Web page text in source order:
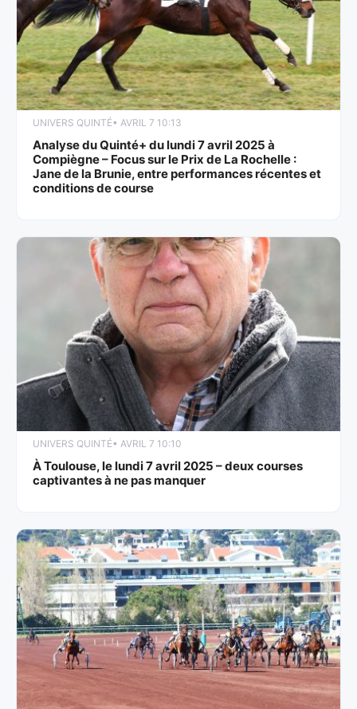
UNIVERS QUINTÉ• AVRIL 7 10:13
Analyse du Quinté+ du lundi 7 avril 2025 à
Compiègne – Focus sur le Prix de La Rochelle :
Jane de la Brunie, entre performances récentes et
conditions de course
UNIVERS QUINTÉ• AVRIL 7 10:10
À Toulouse, le lundi 7 avril 2025 – deux courses
captivantes à ne pas manquer